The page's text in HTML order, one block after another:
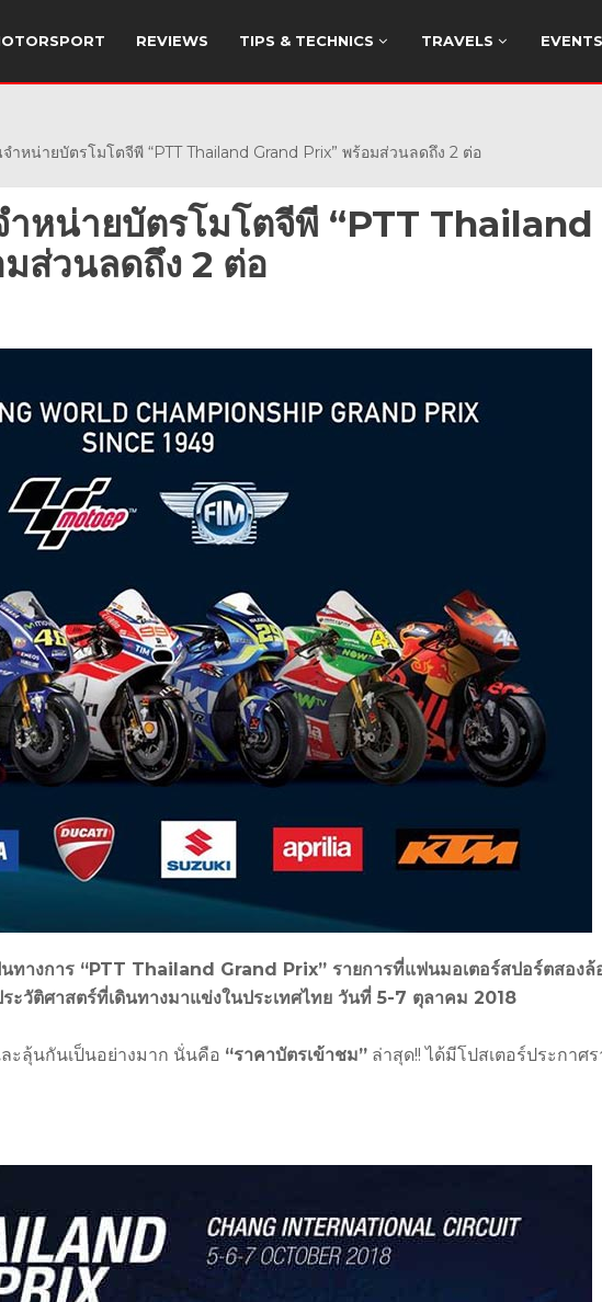
REVIEWS TIPS & TECHNICS TRAVELS EVENTS
หน่ายบัตรโมโตจีพี “PTT Thailand Grand Prix” พร้อมส่วนลดถึง 2 ต่อ
ำหน่ายบัตรโมโตจีพี “PTT Thailand
ส่วนลดถึง 2 ต่อ
างการ “PTT Thailand Grand Prix” รายการที่แฟนมอเตอร์สปอร์ตสองล้
ระวัติศาสตร์ที่เดินทางมาแข่งในประเทศไทย วันที่ 5-7 ตุลาคม 2018
ะลุ้นกันเป็นอย่างมาก นั่นคือ “ราคาบัตรเข้าชม” ล่าสุด!! ได้มีโปสเตอร์ประกาศ